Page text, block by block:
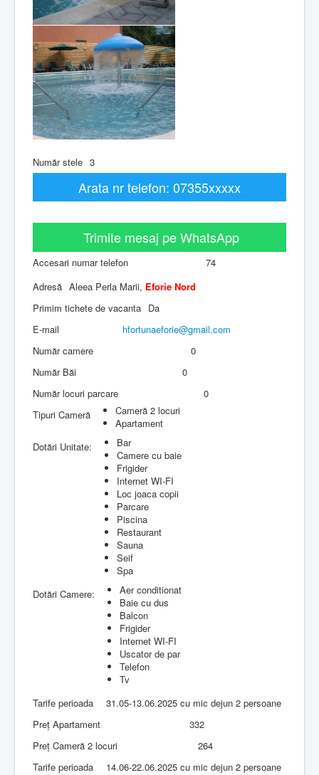
Număr stele 3
Arata nr telefon: 07355xxxxx
Trimite mesaj pe WhatsApp
Accesari numar telefon
74
Adresă Aleea Perla Marii, Eforie Nord
Primim tichete de vacanta Da
E-mail
hfortunaeforie​@​gmail.com
Număr camere
0
Număr Băi
0
Număr locuri parcare
0
Tipuri Cameră
Cameră 2 locuri
Apartament
Dotări Unitate:
Bar
Camere cu baie
Frigider
Internet WI-FI
Loc joaca copii
Parcare
Piscina
Restaurant
Sauna
Seif
Spa
Dotări Camere:
Aer conditionat
Baie cu dus
Balcon
Frigider
Internet WI-FI
Uscator de par
Telefon
Tv
Tarife perioada
31.05-13.06.2025 cu mic dejun 2 persoane
Preț Apartament
332
Preț Cameră 2 locuri
264
Tarife perioada
14.06-22.06.2025 cu mic dejun 2 persoane